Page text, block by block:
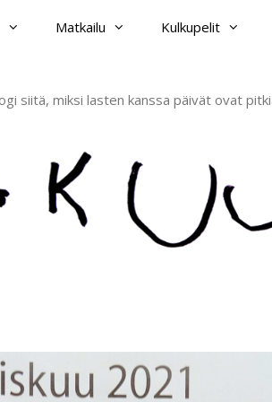
Matkailu Kulkupelit
siitä, miksi lasten kanssa päivät ovat